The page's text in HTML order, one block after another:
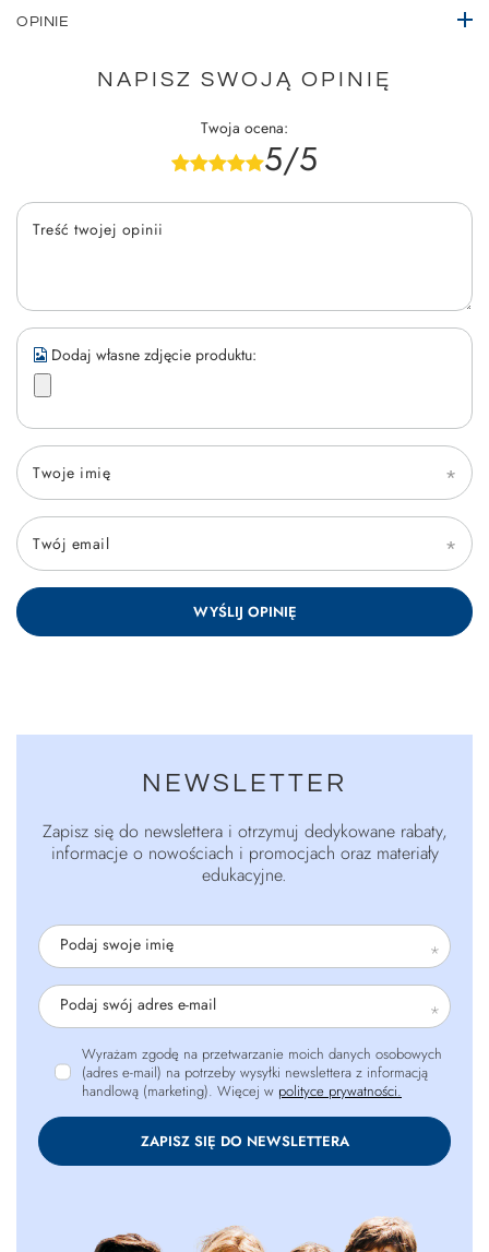
OPINIE
NAPISZ SWOJĄ OPINIĘ
Twoja ocena:
5/5
Treść twojej opinii
Dodaj własne zdjęcie produktu:
Twoje imię
Twój email
WYŚLIJ OPINIĘ
NEWSLETTER
Zapisz się do newslettera i otrzymuj dedykowane rabaty,
informacje o nowościach i promocjach oraz materiały
edukacyjne.
Podaj swoje imię
Podaj swój adres e-mail
Wyrażam zgodę na przetwarzanie moich danych osobowych
(adres e-mail) na potrzeby wysyłki newslettera z informacją
handlową (marketing). Więcej w polityce prywatności.
ZAPISZ SIĘ DO NEWSLETTERA